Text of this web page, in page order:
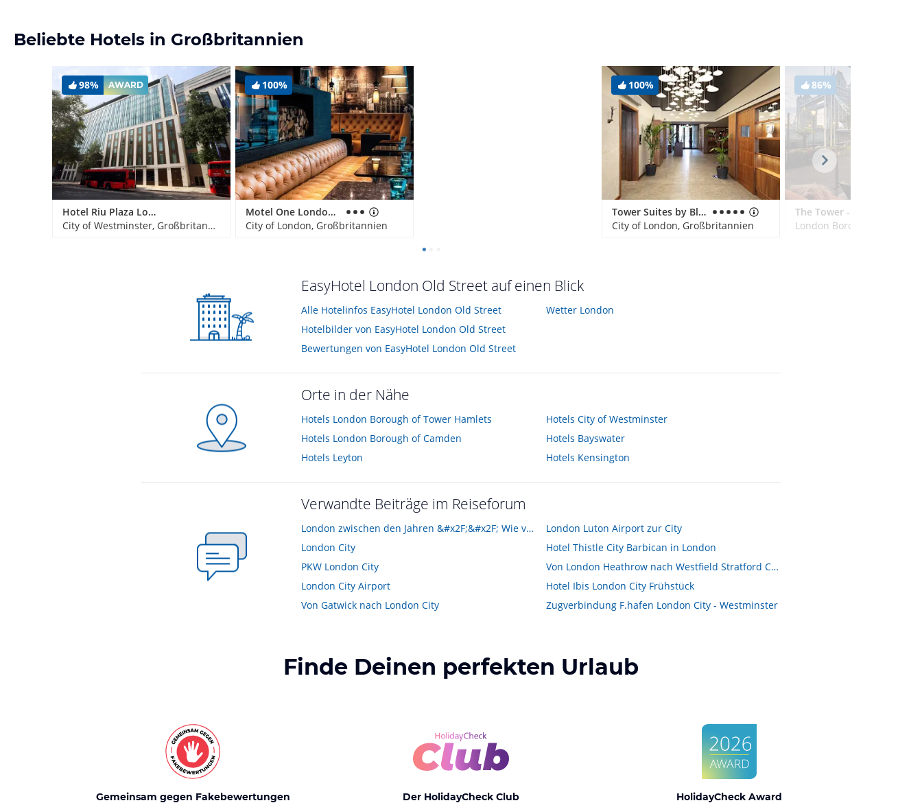
Beliebte Hotels in Großbritannien
98% AWARD
Hotel Riu Plaza London Victoria
City of Westminster, Großbritannien
100%
Motel One London-Tower Hill
City of London, Großbritannien
100%
Tower Suites by Blue Orchid
City of London, Großbritannien
86%
EasyHotel London Old Street auf einen Blick
Alle Hotelinfos EasyHotel London Old Street
Hotelbilder von EasyHotel London Old Street
Bewertungen von EasyHotel London Old Street
Wetter London
Orte in der Nähe
Hotels London Borough of Tower Hamlets
Hotels London Borough of Camden
Hotels Leyton
Hotels City of Westminster
Hotels Bayswater
Hotels Kensington
Verwandte Beiträge im Reiseforum
London zwischen den Jahren &#x2F;&#x2F; Wie von Heathrow am besten zur Old Street Station?
London City
PKW London City
London City Airport
Von Gatwick nach London City
London Luton Airport zur City
Hotel Thistle City Barbican in London
Von London Heathrow nach Westfield Stratford City
Hotel Ibis London City Frühstück
Zugverbindung F.hafen London City - Westminster
Finde Deinen perfekten Urlaub
Gemeinsam gegen Fakebewertungen Der HolidayCheck Club HolidayCheck Award